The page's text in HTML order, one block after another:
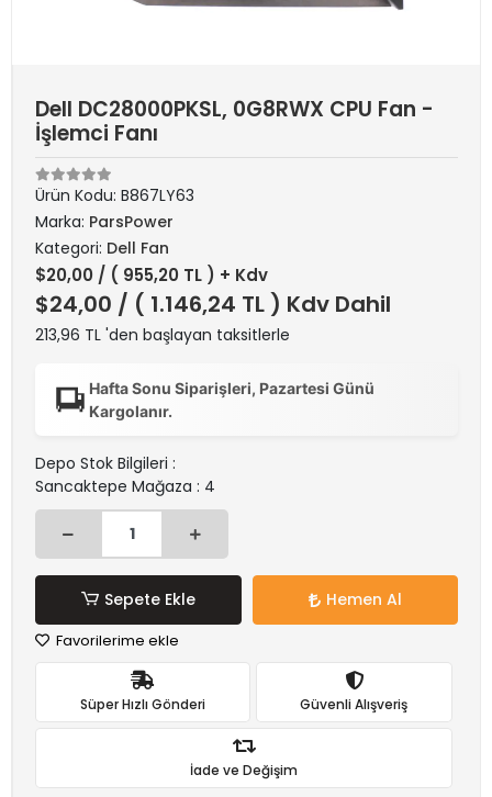
Dell DC28000PKSL, 0G8RWX CPU Fan -
İşlemci Fanı
Ürün Kodu: B867LY63
Marka: ParsPower
Kategori: Dell Fan
$20,00 / ( 955,20 TL ) + Kdv
$24,00 / ( 1.146,24 TL ) Kdv Dahil
213,96 TL 'den başlayan taksitlerle
Hafta Sonu Siparişleri, Pazartesi Günü
Kargolanır.
Depo Stok Bilgileri :
Sancaktepe Mağaza : 4
Sepete Ekle Hemen Al
Favorilerime ekle
Süper Hızlı Gönderi Güvenli Alışveriş
İade ve Değişim